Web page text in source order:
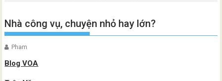
Nhà công vụ, chuyện nhỏ hay lớn?
Pham
Blog VOA